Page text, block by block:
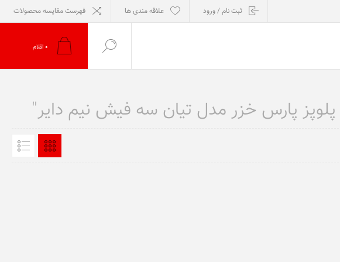
ثبت نام / ورود علاقه مندی ها فهرست مقایسه محصولات
0 اقلام
پارس خزر مدل تیان سه فیش نیم دایر"